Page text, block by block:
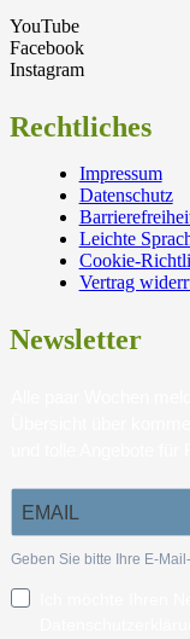
YouTube
Facebook
Instagram
Rechtliches
Impressum
Datenschutz
Leichte
Cookie-
Vertrag
Newsletter
Geben Sie bitte Ihre E-